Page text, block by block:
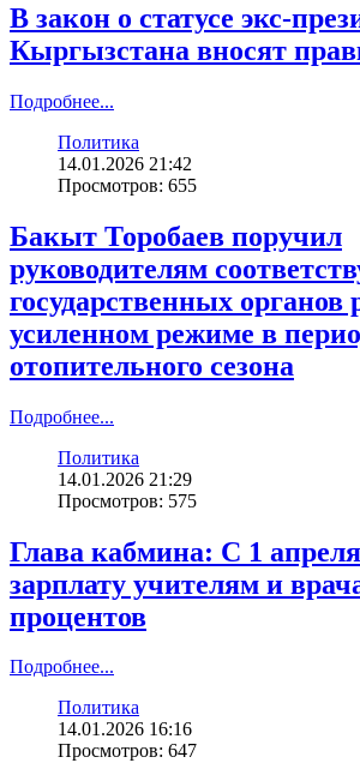
В закон о статусе экс-
Кыргызстана вносят
Подробнее...
Политика
14.01.2026 21:42
Просмотров: 655
Бакыт Торобаев поручил
руководителям
государственных органов
усиленном режиме в
отопительного сезона
Подробнее...
Политика
14.01.2026 21:29
Просмотров: 575
Глава кабмина: С 1
зарплату учителям и
процентов
Подробнее...
Политика
14.01.2026 16:16
Просмотров: 647